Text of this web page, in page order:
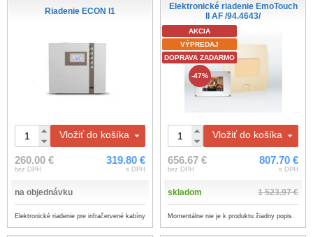
Riadenie ECON I1
Vložiť do košíka
260.00 €
bez DPH
319.80 €
s DPH
na objednávku
Elektronické riadenie pre infračervené kabíny
Elektronické riadenie EmoTouch
II AF /94.4643/
AKCIA
VÝPREDAJ
DOPRAVA ZADARMO
-47%
Vložiť do košíka
656.67 €
bez DPH
807.70 €
s DPH
skladom 1 523.97 €
Momentálne nie je k produktu žiadny popis.